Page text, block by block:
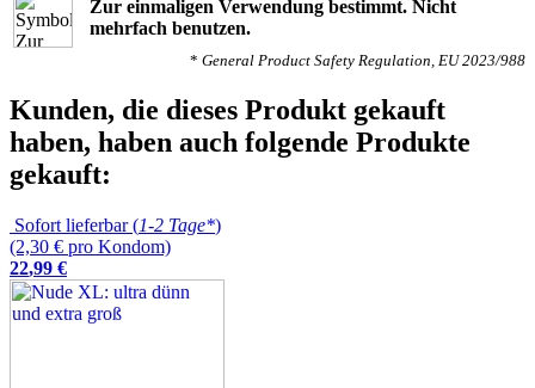
Zur einmaligen Verwendung bestimmt. Nicht
mehrfach benutzen.
* General Product Safety Regulation, EU 2023/988
Kunden, die dieses Produkt gekauft
haben, haben auch folgende Produkte
gekauft:
Sofort lieferbar (1-2 Tage*)
(2,30 € pro Kondom)
22,99 €